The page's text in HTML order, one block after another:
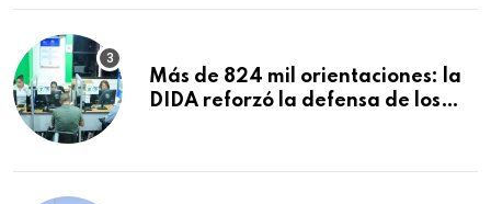
Macorís
Más de 824 mil orientaciones: la
DIDA reforzó la defensa de los